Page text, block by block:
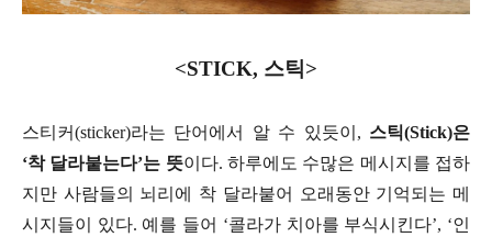
<STICK, 스틱>
스티커(sticker)라는 단어에서 알 수 있듯이, 스틱(Stick)은
‘착 달라붙는다’는 뜻이다. 하루에도 수많은 메시지를 접하
지만 사람들의 뇌리에 착 달라붙어 오래동안 기억되는 메
시지들이 있다. 예를 들어 ‘콜라가 치아를 부식시킨다’, ‘인